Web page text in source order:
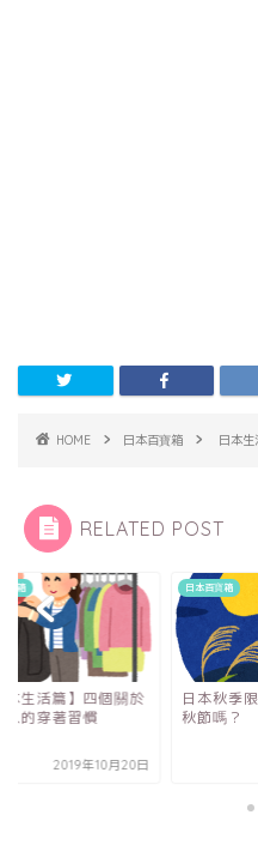
HOME 日本百寶箱 日本
RELATED POST
寶箱
秋季限定！日本有中
嗎？
2019年8月30日
日本百寶箱
日本冷知
沒的「小